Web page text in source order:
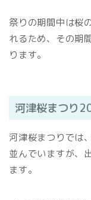
祭りの期間中は桜
れるため、その期
ります。
河津桜まつり
河津桜まつりでは
並んでいますが、
ます。